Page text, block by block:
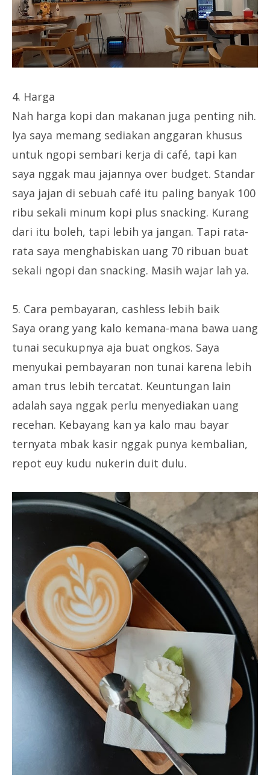
4. Harga
Nah harga kopi dan makanan juga penting nih.
Iya saya memang sediakan anggaran khusus
untuk ngopi sembari kerja di café, tapi kan
saya nggak mau jajannya over budget. Standar
saya jajan di sebuah café itu paling banyak 100
ribu sekali minum kopi plus snacking. Kurang
dari itu boleh, tapi lebih ya jangan. Tapi rata-
rata saya menghabiskan uang 70 ribuan buat
sekali ngopi dan snacking. Masih wajar lah ya.
5. Cara pembayaran, cashless lebih baik
Saya orang yang kalo kemana-mana bawa uang
tunai secukupnya aja buat ongkos. Saya
menyukai pembayaran non tunai karena lebih
aman trus lebih tercatat. Keuntungan lain
adalah saya nggak perlu menyediakan uang
recehan. Kebayang kan ya kalo mau bayar
ternyata mbak kasir nggak punya kembalian,
repot euy kudu nukerin duit dulu.